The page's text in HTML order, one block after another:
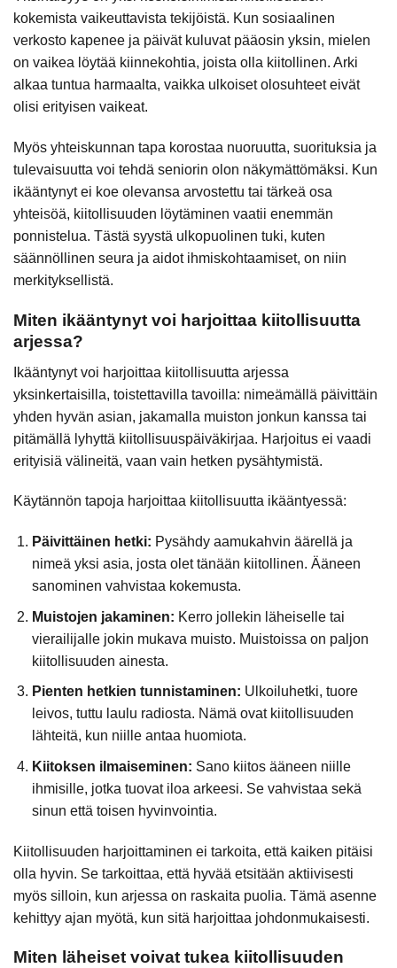
kokemista vaikeuttavista tekijöistä. Kun sosiaalinen
verkosto kapenee ja päivät kuluvat pääosin yksin, mielen
on vaikea löytää kiinnekohtia, joista olla kiitollinen. Arki
alkaa tuntua harmaalta, vaikka ulkoiset olosuhteet eivät
olisi erityisen vaikeat.
Myös yhteiskunnan tapa korostaa nuoruutta, suorituksia ja
tulevaisuutta voi tehdä seniorin olon näkymättömäksi. Kun
ikääntynyt ei koe olevansa arvostettu tai tärkeä osa
yhteisöä, kiitollisuuden löytäminen vaatii enemmän
ponnistelua. Tästä syystä ulkopuolinen tuki, kuten
säännöllinen seura ja aidot ihmiskohtaamiset, on niin
merkityksellistä.
Miten ikääntynyt voi harjoittaa kiitollisuutta
arjessa?
Ikääntynyt voi harjoittaa kiitollisuutta arjessa
yksinkertaisilla, toistettavilla tavoilla: nimeämällä päivittäin
yhden hyvän asian, jakamalla muiston jonkun kanssa tai
pitämällä lyhyttä kiitollisuuspäiväkirjaa. Harjoitus ei vaadi
erityisiä välineitä, vaan vain hetken pysähtymistä.
Käytännön tapoja harjoittaa kiitollisuutta ikääntyessä:
Päivittäinen hetki: Pysähdy aamukahvin äärellä ja
nimeä yksi asia, josta olet tänään kiitollinen. Ääneen
sanominen vahvistaa kokemusta.
Muistojen jakaminen: Kerro jollekin läheiselle tai
vierailijalle jokin mukava muisto. Muistoissa on paljon
kiitollisuuden ainesta.
Pienten hetkien tunnistaminen: Ulkoiluhetki, tuore
leivos, tuttu laulu radiosta. Nämä ovat kiitollisuuden
lähteitä, kun niille antaa huomiota.
Kiitoksen ilmaiseminen: Sano kiitos ääneen niille
ihmisille, jotka tuovat iloa arkeesi. Se vahvistaa sekä
sinun että toisen hyvinvointia.
Kiitollisuuden harjoittaminen ei tarkoita, että kaiken pitäisi
olla hyvin. Se tarkoittaa, että hyvää etsitään aktiivisesti
myös silloin, kun arjessa on raskaita puolia. Tämä asenne
kehittyy ajan myötä, kun sitä harjoittaa johdonmukaisesti.
Miten läheiset voivat tukea kiitollisuuden